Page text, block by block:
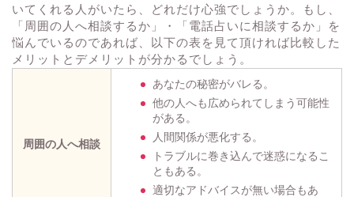
いてくれる人がいたら、どれだけ心強でしょうか。もし、
「周囲の人へ相談するか」・「電話占いに相談するか」を
悩んでいるのであれば、以下の表を見て頂ければ比較した
メリットとデメリットが分かるでしょう。
周囲の人へ相談
あなたの秘密がバレる。
他の人へも広められてしまう可能性
がある。
人間関係が悪化する。
トラブルに巻き込んで迷惑になるこ
ともある。
適切なアドバイスが無い場合もあ